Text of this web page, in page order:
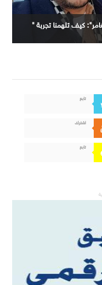
كيف تلهمنا تجربة "
تابع
اشترك
تابع